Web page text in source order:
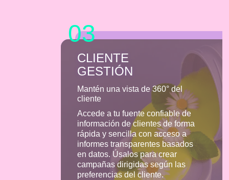
03
CLIENTE
GESTIÓN
Mantén una vista de 360° del
cliente
Accede a tu fuente confiable de
información de clientes de forma
rápida y sencilla con acceso a
informes transparentes basados
en datos. Úsalos para crear
campañas dirigidas según las
preferencias del cliente.